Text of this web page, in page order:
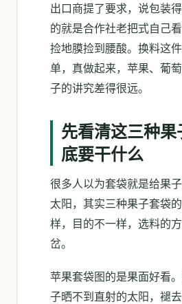
出口商提了要求，说包装
的就是合作社老把式自己
捡地膜捡到腰酸。换料这
单，真做起来，苹果、葡
子的讲究差得很远。
先看清这三种果
底要干什么
很多人以为套袋就是给果
太阳，其实三种果子套袋
样，目的不一样，选料的
岔。
苹果套袋图的是果面好看
子晒不到直射的太阳，褪